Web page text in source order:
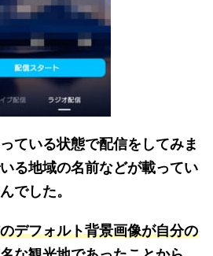
ている状態で配信をしてみま
る地域の名前などが載ってい
でした。
デフォルト背景画像が自分の